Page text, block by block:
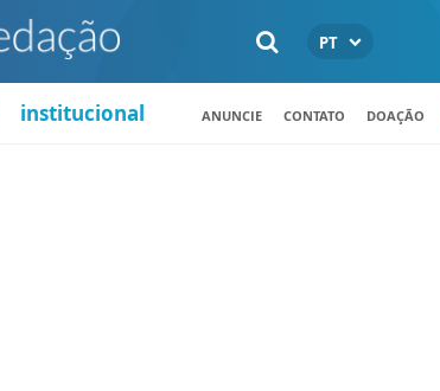
PT
institucional ANUNCIE CONTATO DOAÇÃO